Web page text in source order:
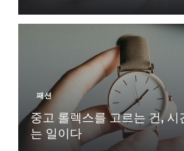
패션
중고 롤렉스를 고르는 건, 시
는 일이다